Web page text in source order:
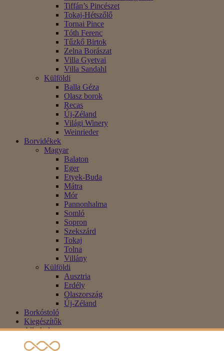
Tiffán’s Pincészet
Tokaj-Hétszőlő
Tornai Pince
Tóth Ferenc
Tűzkő Birtok
Zelna Borászat
Villa Gyetvai
Villa Sandahl
Külföldi
Balla Géza
Olasz borok
Recas
Új-Zéland
Világi Winery
Weinrieder
Borvidékek
Magyar
Balaton
Eger
Etyek-Buda
Mátra
Mór
Pannonhalma
Somló
Sopron
Szekszárd
Tokaj
Tolna
Villány
Külföldi
Ausztria
Erdély
Olaszország
Új-Zéland
Borkóstoló
Kiegészítők
Alkoholmentes
Blog
Akció